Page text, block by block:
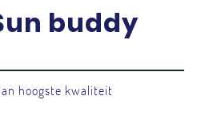
buddy
hoogste kwaliteit